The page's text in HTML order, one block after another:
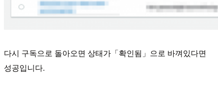
다시 구독으로 돌아오면 상태가「확인됨」으로 바껴있다면
성공입니다.